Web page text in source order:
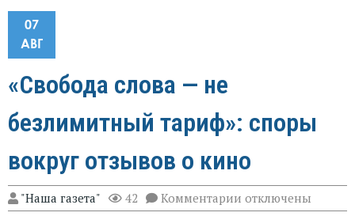
07
АВГ
«Свобода слова — не
безлимитный тариф»: споры
вокруг отзывов о кино
"Наша газета" 42 Комментарии к
записи
отключены